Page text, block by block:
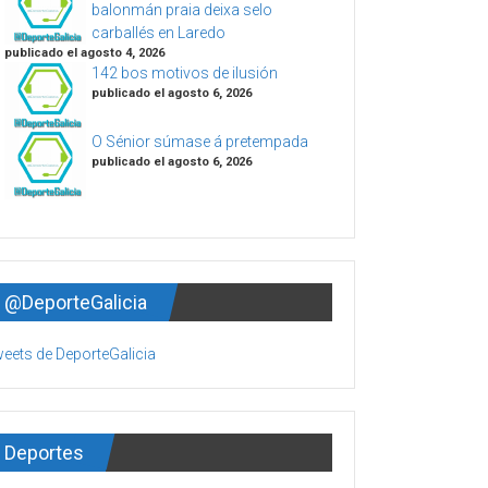
balonmán praia deixa selo
carballés en Laredo
publicado el agosto 4, 2026
142 bos motivos de ilusión
publicado el agosto 6, 2026
O Sénior súmase á pretempada
publicado el agosto 6, 2026
@DeporteGalicia
de DeporteGalicia
Deportes